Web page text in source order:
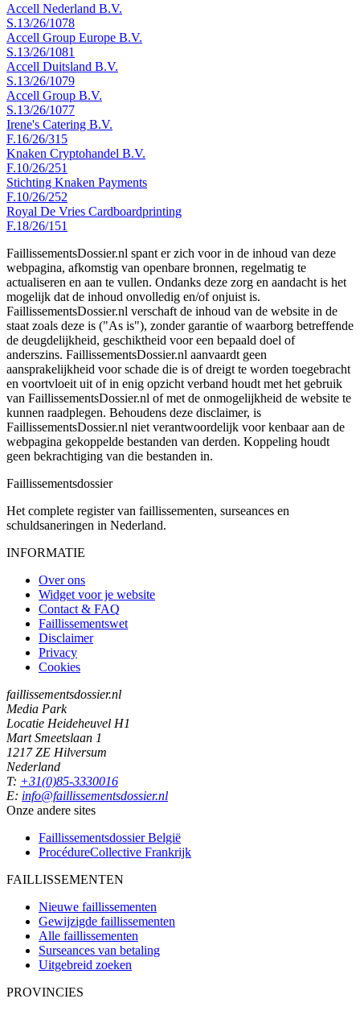
Accell Nederland B.V.
S.13/26/1078
Accell Group Europe B.V.
S.13/26/1081
Accell Duitsland B.V.
S.13/26/1079
Accell Group B.V.
S.13/26/1077
Irene's Catering B.V.
F.16/26/315
Knaken Cryptohandel B.V.
F.10/26/251
Stichting Knaken Payments
F.10/26/252
Royal De Vries Cardboardprinting
F.18/26/151
FaillissementsDossier.nl spant er zich voor in de inhoud van deze
webpagina, afkomstig van openbare bronnen, regelmatig te
actualiseren en aan te vullen. Ondanks deze zorg en aandacht is het
mogelijk dat de inhoud onvolledig en/of onjuist is.
FaillissementsDossier.nl verschaft de inhoud van de website in de
staat zoals deze is ("As is"), zonder garantie of waarborg betreffende
de deugdelijkheid, geschiktheid voor een bepaald doel of
anderszins. FaillissementsDossier.nl aanvaardt geen
aansprakelijkheid voor schade die is of dreigt te worden toegebracht
en voortvloeit uit of in enig opzicht verband houdt met het gebruik
van FaillissementsDossier.nl of met de onmogelijkheid de website te
kunnen raadplegen. Behoudens deze disclaimer, is
FaillissementsDossier.nl niet verantwoordelijk voor kenbaar aan de
webpagina gekoppelde bestanden van derden. Koppeling houdt
geen bekrachtiging van die bestanden in.
Faillissementsdossier
Het complete register van faillissementen, surseances en
schuldsaneringen in Nederland.
INFORMATIE
Over ons
Widget voor je website
Contact & FAQ
Faillissementswet
Disclaimer
Privacy
Cookies
faillissementsdossier.nl
Media Park
Locatie Heideheuvel H1
Mart Smeetslaan 1
1217 ZE Hilversum
Nederland
T: +31(0)85-3330016
E: info@faillissementsdossier.nl
Onze andere sites
Faillissementsdossier België
ProcédureCollective Frankrijk
FAILLISSEMENTEN
Nieuwe faillissementen
Gewijzigde faillissementen
Alle faillissementen
Surseances van betaling
Uitgebreid zoeken
PROVINCIES